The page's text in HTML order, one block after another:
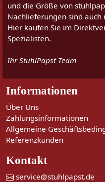
und die Größe von
Nachlieferungen sind auch
Hier kaufen Sie im
Spezialisten.
Ihr StuhlPapst Team
Informationen
Über Uns
Zahlungsinformationen
Allgemeine
Referenzkunden
Kontakt
service@stuhlpapst.de